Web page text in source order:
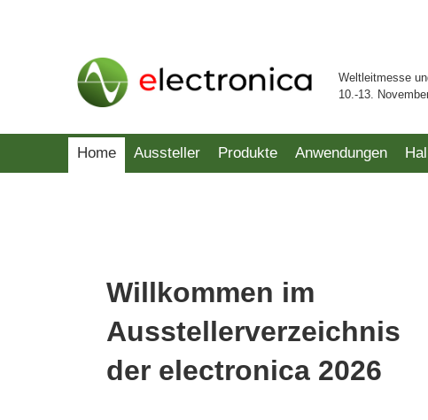
Weltleitmesse
10.-13.
Home Aussteller Produkte Anwendungen
Willkommen im
Ausstellerverzeichnis
der electronica 2026